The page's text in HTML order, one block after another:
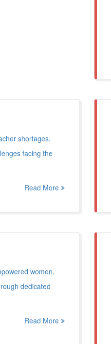
shortages,
facing the
Read More
women,
dedicated
Read More